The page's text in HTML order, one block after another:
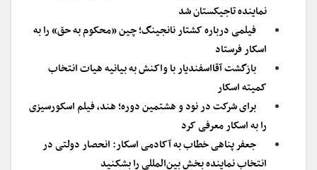
نماینده تاجیکستان شد
فیلمی درباره کشتار نانجینگ؛ چین «محکوم به حق» را به
اسکار فرستاد
بازگشت آقااسفندیار با واکنش به بیانیه هیات انتخاب
کمیته اسکار
برای شرکت در نود و هشتمین دوره؛ هند، فیلم اسکورسیزی
را به اسکار معرفی کرد
جعفر پناهی خطاب به آکادمی اسکار: انحصار دولتی در
انتخابِ نماینده بخش بین‌المللی را بشکنید